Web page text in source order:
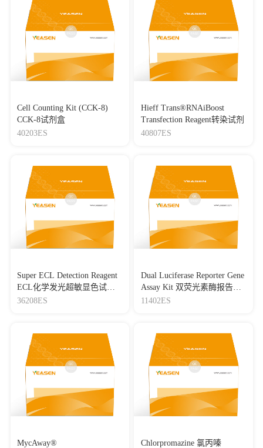
Cell Counting Kit (CCK-8)
CCK-8试剂盒
40203ES
Hieff Trans®RNAiBoost
Transfection Reagent转染试剂
40807ES
Super ECL Detection Reagent
ECL化学发光超敏显色试剂
盒
36208ES
Dual Luciferase Reporter Gene
Assay Kit 双荧光素酶报告基
因检测试剂盒
11402ES
MycAway®
Chlorpromazine 氯丙嗪